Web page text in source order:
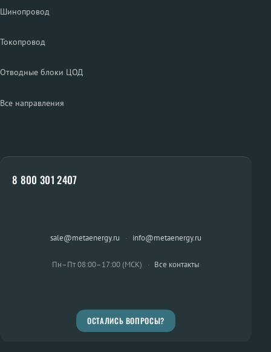
Шинопровод
Токопровод
Отводные блоки ЦОД
Все направления
8 800 301 2407
sale@metaenergy.ru · info@metaenergy.ru
Пн–Пт 08:00–17:00 (МСК) · Все контакты
ОСТАЛИСЬ ВОПРОСЫ?